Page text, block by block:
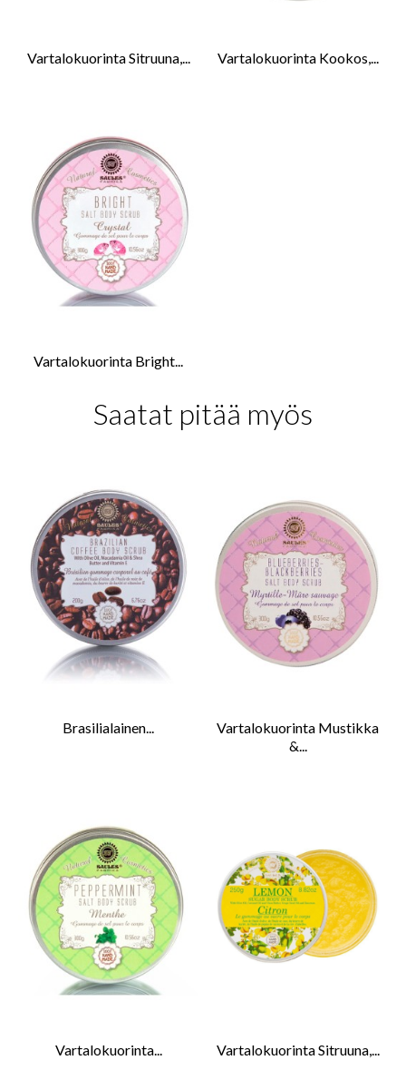
Vartalokuorinta Sitruuna,... Vartalokuorinta Kookos,...
Vartalokuorinta Bright...
Saatat pitää myös
Brasilialainen...
Vartalokuorinta Mustikka
&...
Vartalokuorinta... Vartalokuorinta Sitruuna,...